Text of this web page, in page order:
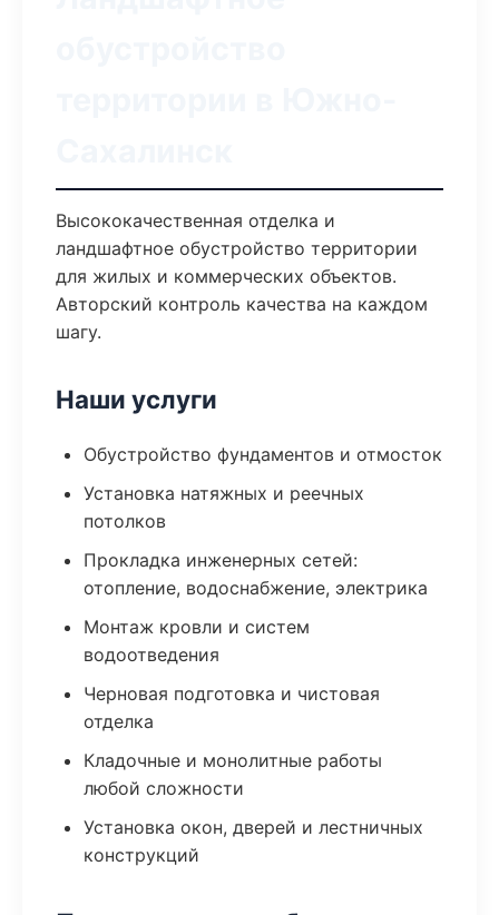
Высококачественная отделка и
ландшафтное обустройство территории
для жилых и коммерческих объектов.
Авторский контроль качества на каждом
шагу.
Наши услуги
Обустройство фундаментов и отмосток
Установка натяжных и реечных
потолков
Прокладка инженерных сетей:
отопление, водоснабжение, электрика
Монтаж кровли и систем
водоотведения
Черновая подготовка и чистовая
отделка
Кладочные и монолитные работы
любой сложности
Установка окон, дверей и лестничных
конструкций